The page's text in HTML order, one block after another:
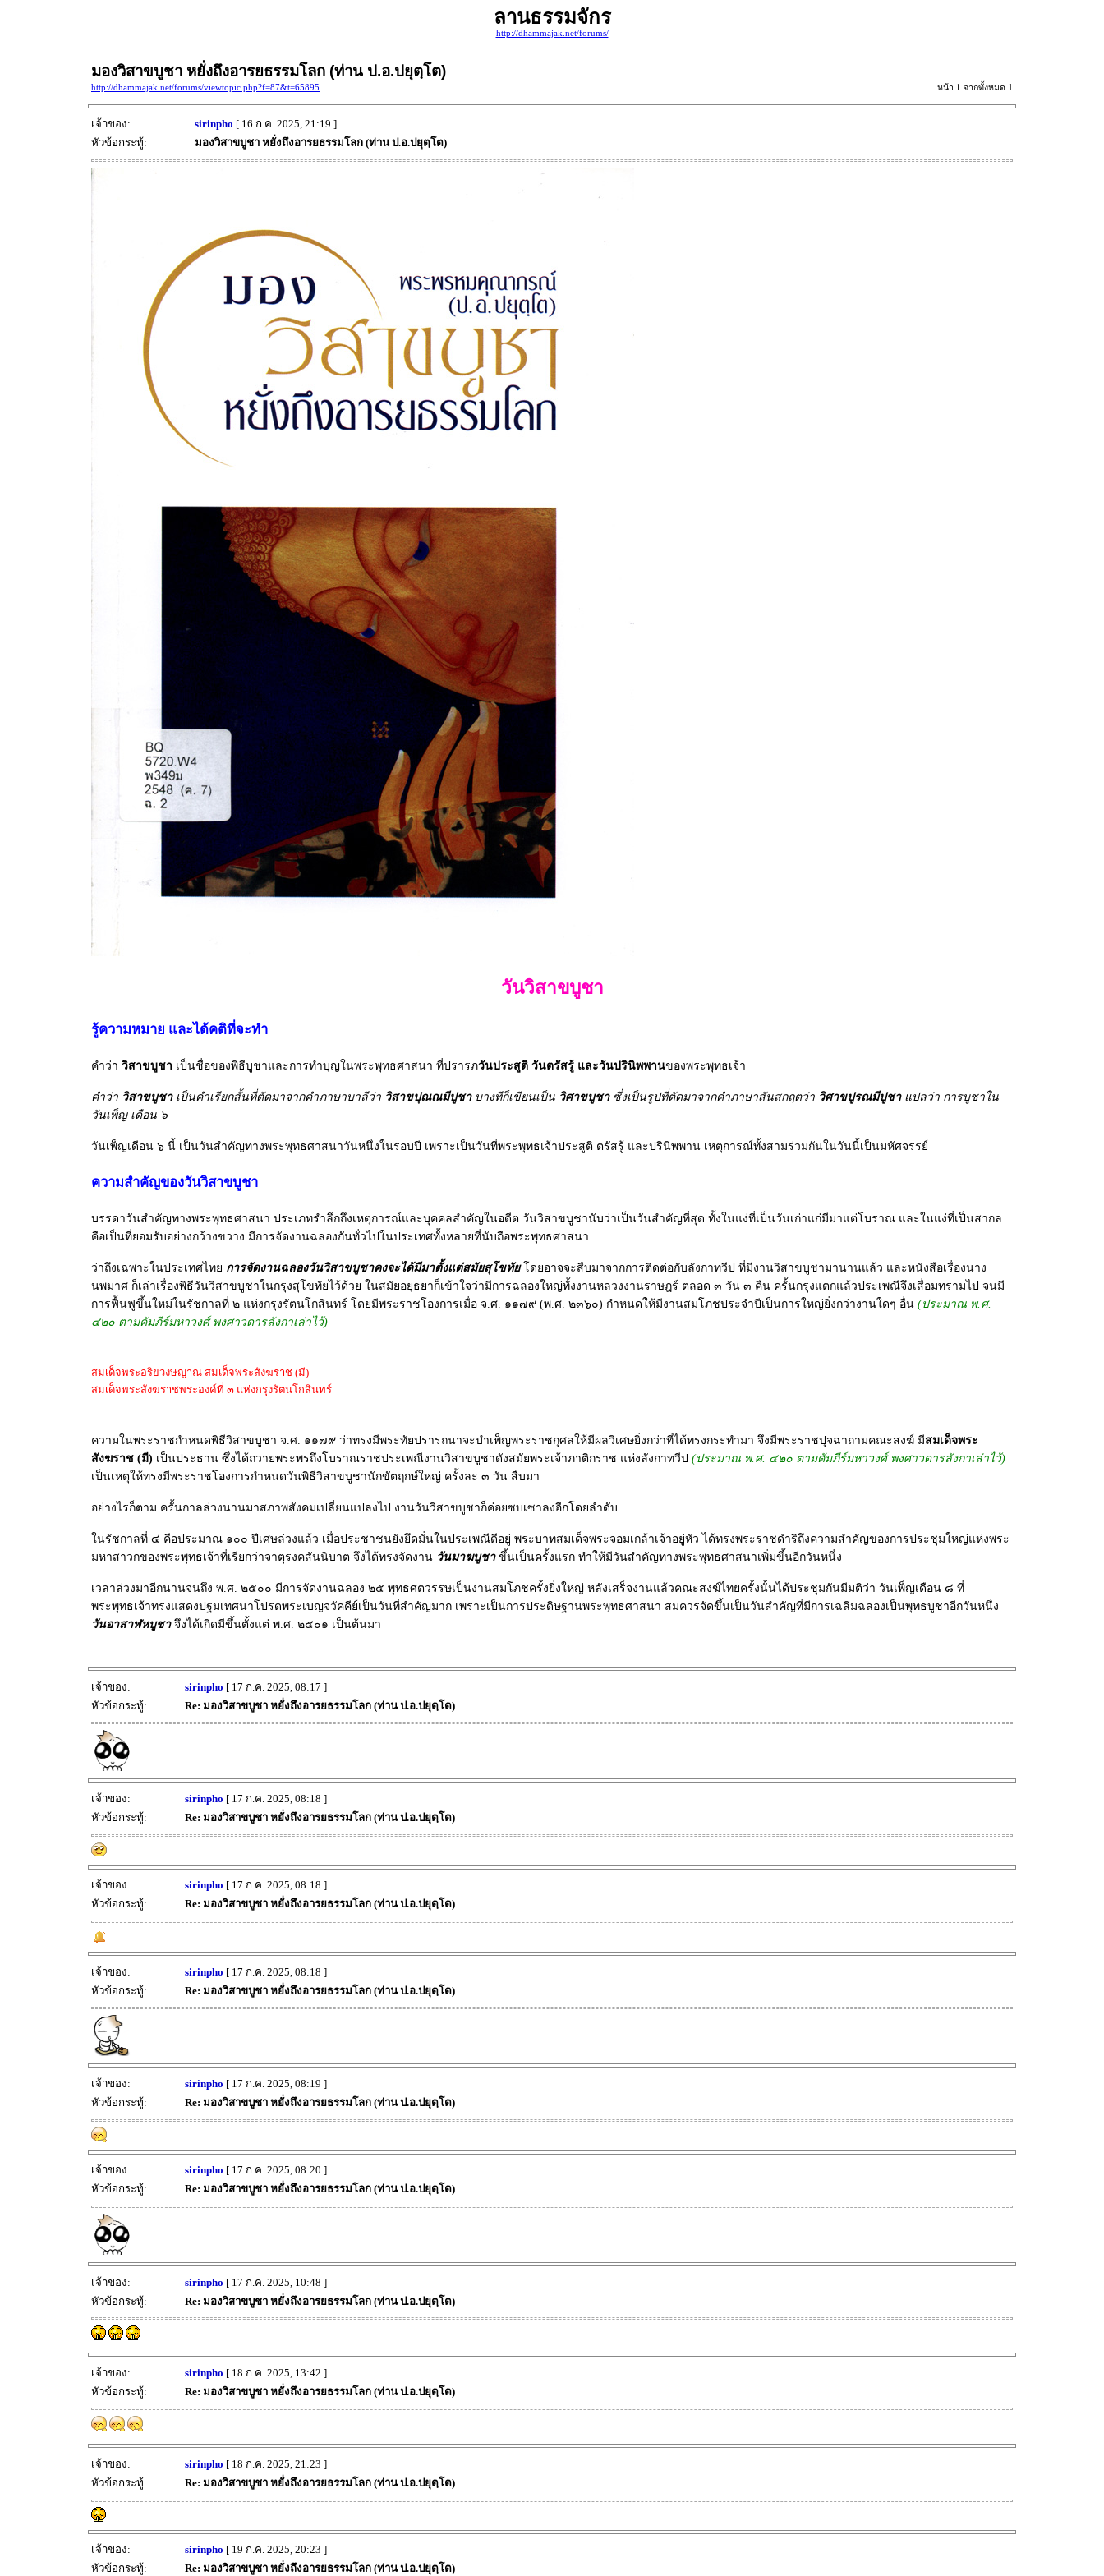
ลานธรรมจักร
http://dhammajak.net/forums/
มองวิสาขบูชา หยั่งถึงอารยธรรมโลก (ท่าน ป.อ.ปยุตฺโต)
http://dhammajak.net/forums/viewtopic.php?f=87&t=65895 หน้า 1 จากทั้งหมด 1
เจ้าของ: sirinpho [ 16 ก.ค. 2025, 21:19 ]
หัวข้อกระทู้:
มองวิสาขบูชา หยั่งถึงอารยธรรมโลก (ท่าน ป.อ.ปยุตฺโต)
วันวิสาขบูชา
รู้ความหมาย และได้คติที่จะทำ
คำว่า วิสาขบูชา เป็นชื่อของพิธีบูชาและการทำบุญในพระพุทธศาสนา ที่ปรารภวันประสูติ วันตรัสรู้ และวันปรินิพพานของพระพุทธเจ้า
คำว่า วิสาขบูชาเป็นคำเรียกสั้นที่ตัดมาจากคำภาษาบาลีว่า วิสาขปุณณมีปูชาบางทีก็เขียนเป็น วิศาขบูชาซึ่งเป็นรูปที่ตัดมาจากคำภาษาสันสกฤตว่า วิศาขปูรณมีปูชาแปลว่า การบูชาใน
วันเพ็ญ เดือน ๖
วันเพ็ญเดือน ๖ นี้ เป็นวันสำคัญทางพระพุทธศาสนาวันหนึ่งในรอบปี เพราะเป็นวันที่พระพุทธเจ้าประสูติ ตรัสรู้ และปรินิพพาน เหตุการณ์ทั้งสามร่วมกันในวันนี้เป็นมหัศจรรย์
ความสำคัญของวันวิสาขบูชา
บรรดาวันสำคัญทางพระพุทธศาสนา ประเภทรำลึกถึงเหตุการณ์และบุคคลสำคัญในอดีต วันวิสาขบูชานับว่าเป็นวันสำคัญที่สุด ทั้งในแง่ที่เป็นวันเก่าแก่มีมาแต่โบราณ และในแง่ที่เป็นสากล
คือเป็นที่ยอมรับอย่างกว้างขวาง มีการจัดงานฉลองกันทั่วไปในประเทศทั้งหลายที่นับถือพระพุทธศาสนา
ว่าถึงเฉพาะในประเทศไทย การจัดงานฉลองวันวิสาขบูชาคงจะได้มีมาตั้งแต่สมัยสุโขทัยโดยอาจจะสืบมาจากการติดต่อกับลังกาทวีป ที่มีงานวิสาขบูชามานานแล้ว และหนังสือเรื่องนาง
นพมาศ ก็เล่าเรื่องพิธีวันวิสาขบูชาในกรุงสุโขทัยไว้ด้วย ในสมัยอยุธยาก็เข้าใจว่ามีการฉลองใหญ่ทั้งงานหลวงงานราษฎร์ ตลอด ๓ วัน ๓ คืน ครั้นกรุงแตกแล้วประเพณีจึงเสื่อมทรามไป จนมี
การฟื้นฟูขึ้นใหม่ในรัชกาลที่ ๒ แห่งกรุงรัตนโกสินทร์ โดยมีพระราชโองการเมื่อ จ.ศ. ๑๑๗๙ (พ.ศ. ๒๓๖๐) กำหนดให้มีงานสมโภชประจำปีเป็นการใหญ่ยิ่งกว่างานใดๆ อื่น (ประมาณ พ.ศ.
๔๒๐ ตามคัมภีร์มหาวงศ์ พงศาวดารลังกาเล่าไว้)
สมเด็จพระอริยวงษญาณ สมเด็จพระสังฆราช (มี)
สมเด็จพระสังฆราชพระองค์ที่ ๓ แห่งกรุงรัตนโกสินทร์
ความในพระราชกำหนดพิธีวิสาขบูชา จ.ศ. ๑๑๗๙ ว่าทรงมีพระทัยปรารถนาจะบำเพ็ญพระราชกุศลให้มีผลวิเศษยิ่งกว่าที่ได้ทรงกระทำมา จึงมีพระราชปุจฉาถามคณะสงฆ์ มีสมเด็จพระ
สังฆราช (มี) เป็นประธาน ซึ่งได้ถวายพระพรถึงโบราณราชประเพณีงานวิสาขบูชาดังสมัยพระเจ้าภาติกราช แห่งลังกาทวีป (ประมาณ พ.ศ. ๔๒๐ ตามคัมภีร์มหาวงศ์ พงศาวดารลังกาเล่าไว้)
เป็นเหตุให้ทรงมีพระราชโองการกำหนดวันพิธีวิสาขบูชานักขัตฤกษ์ใหญ่ ครั้งละ ๓ วัน สืบมา
อย่างไรก็ตาม ครั้นกาลล่วงนานมาสภาพสังคมเปลี่ยนแปลงไป งานวันวิสาขบูชาก็ค่อยซบเซาลงอีกโดยลำดับ
ในรัชกาลที่ ๔ คือประมาณ ๑๐๐ ปีเศษล่วงแล้ว เมื่อประชาชนยังยึดมั่นในประเพณีดีอยู่ พระบาทสมเด็จพระจอมเกล้าเจ้าอยู่หัว ได้ทรงพระราชดำริถึงความสำคัญของการประชุมใหญ่แห่งพระ
มหาสาวกของพระพุทธเจ้าที่เรียกว่าจาตุรงคสันนิบาต จึงได้ทรงจัดงาน วันมาฆบูชาขึ้นเป็นครั้งแรก ทำให้มีวันสำคัญทางพระพุทธศาสนาเพิ่มขึ้นอีกวันหนึ่ง
เวลาล่วงมาอีกนานจนถึง พ.ศ. ๒๕๐๐ มีการจัดงานฉลอง ๒๕ พุทธศตวรรษเป็นงานสมโภชครั้งยิ่งใหญ่ หลังเสร็จงานแล้วคณะสงฆ์ไทยครั้งนั้นได้ประชุมกันมีมติว่า วันเพ็ญเดือน ๘ ที่
พระพุทธเจ้าทรงแสดงปฐมเทศนาโปรดพระเบญจวัคคีย์เป็นวันที่สำคัญมาก เพราะเป็นการประดิษฐานพระพุทธศาสนา สมควรจัดขึ้นเป็นวันสำคัญที่มีการเฉลิมฉลองเป็นพุทธบูชาอีกวันหนึ่ง
วันอาสาฬหบูชาจึงได้เกิดมีขึ้นตั้งแต่ พ.ศ. ๒๕๐๑ เป็นต้นมา
เจ้าของ: sirinpho [ 17 ก.ค. 2025, 08:17 ]
หัวข้อกระทู้:
Re: มองวิสาขบูชา หยั่งถึงอารยธรรมโลก (ท่าน ป.อ.ปยุตฺโต)
เจ้าของ: sirinpho [ 17 ก.ค. 2025, 08:18 ]
หัวข้อกระทู้:
Re: มองวิสาขบูชา หยั่งถึงอารยธรรมโลก (ท่าน ป.อ.ปยุตฺโต)
เจ้าของ: sirinpho [ 17 ก.ค. 2025, 08:18 ]
หัวข้อกระทู้:
Re: มองวิสาขบูชา หยั่งถึงอารยธรรมโลก (ท่าน ป.อ.ปยุตฺโต)
เจ้าของ: sirinpho [ 17 ก.ค. 2025, 08:18 ]
หัวข้อกระทู้:
Re: มองวิสาขบูชา หยั่งถึงอารยธรรมโลก (ท่าน ป.อ.ปยุตฺโต)
เจ้าของ: sirinpho [ 17 ก.ค. 2025, 08:19 ]
หัวข้อกระทู้:
Re: มองวิสาขบูชา หยั่งถึงอารยธรรมโลก (ท่าน ป.อ.ปยุตฺโต)
เจ้าของ: sirinpho [ 17 ก.ค. 2025, 08:20 ]
หัวข้อกระทู้:
Re: มองวิสาขบูชา หยั่งถึงอารยธรรมโลก (ท่าน ป.อ.ปยุตฺโต)
เจ้าของ: sirinpho [ 17 ก.ค. 2025, 10:48 ]
หัวข้อกระทู้:
Re: มองวิสาขบูชา หยั่งถึงอารยธรรมโลก (ท่าน ป.อ.ปยุตฺโต)
เจ้าของ: sirinpho [ 18 ก.ค. 2025, 13:42 ]
หัวข้อกระทู้:
Re: มองวิสาขบูชา หยั่งถึงอารยธรรมโลก (ท่าน ป.อ.ปยุตฺโต)
เจ้าของ: sirinpho [ 18 ก.ค. 2025, 21:23 ]
หัวข้อกระทู้:
Re: มองวิสาขบูชา หยั่งถึงอารยธรรมโลก (ท่าน ป.อ.ปยุตฺโต)
เจ้าของ: sirinpho [ 19 ก.ค. 2025, 20:23 ]
หัวข้อกระทู้:
Re: มองวิสาขบูชา หยั่งถึงอารยธรรมโลก (ท่าน ป.อ.ปยุตฺโต)